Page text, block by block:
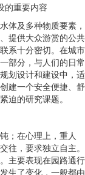
的重要内容
体及多种物质要素，
提供大众游赏的公共
系十分密切。在城市
部分，与人们的日常
划设计和建设中，适
建一个安全便捷、舒
迫的研究课题。
；在心理上，重人
往，要求独立自主。
主要表现在园路通行
生了变化，一般都由